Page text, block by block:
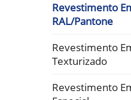
Revestimento
RAL/Pantone
Revestimento
Texturizado
Revestimento